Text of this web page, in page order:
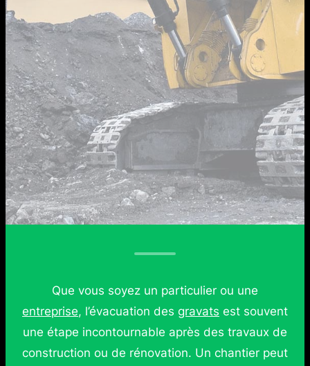
Que vous soyez un particulier ou une
entreprise, l’évacuation des gravats est souvent
une étape incontournable après des travaux de
construction ou de rénovation. Un chantier peut